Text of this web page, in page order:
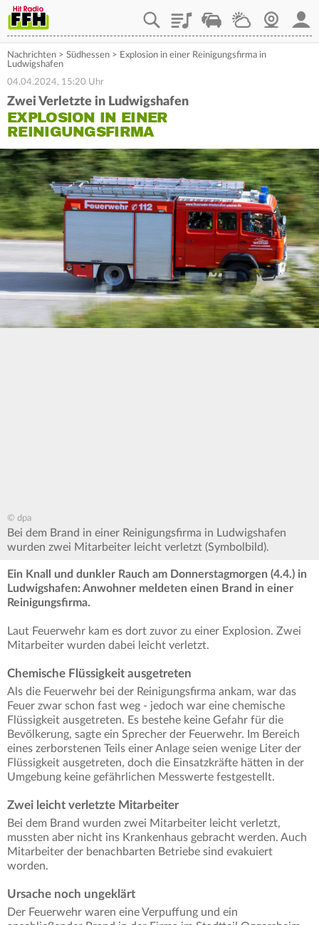
PlaylistStaupilotWetterWebcam
Nachrichten > Südhessen > Explosion in einer Reinigungsfirma in
Ludwigshafen
04.04.2024, 15:20 Uhr
Zwei Verletzte in Ludwigshafen
EXPLOSION IN EINER
REINIGUNGSFIRMA
© dpa
Bei dem Brand in einer Reinigungsfirma in Ludwigshafen
wurden zwei Mitarbeiter leicht verletzt (Symbolbild).
Ein Knall und dunkler Rauch am Donnerstagmorgen (4.4.) in
Ludwigshafen: Anwohner meldeten einen Brand in einer
Reinigungsfirma.
Laut Feuerwehr kam es dort zuvor zu einer Explosion. Zwei
Mitarbeiter wurden dabei leicht verletzt.
Chemische Flüssigkeit ausgetreten
Als die Feuerwehr bei der Reinigungsfirma ankam, war das
Feuer zwar schon fast weg - jedoch war eine chemische
Flüssigkeit ausgetreten. Es bestehe keine Gefahr für die
Bevölkerung, sagte ein Sprecher der Feuerwehr. Im Bereich
eines zerborstenen Teils einer Anlage seien wenige Liter der
Flüssigkeit ausgetreten, doch die Einsatzkräfte hätten in der
Umgebung keine gefährlichen Messwerte festgestellt.
Zwei leicht verletzte Mitarbeiter
Bei dem Brand wurden zwei Mitarbeiter leicht verletzt,
mussten aber nicht ins Krankenhaus gebracht werden. Auch
Mitarbeiter der benachbarten Betriebe sind evakuiert
worden.
Ursache noch ungeklärt
Der Feuerwehr waren eine Verpuffung und ein